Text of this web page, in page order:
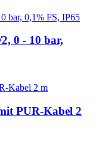
0 - 10 bar,
PUR-Kabel 2